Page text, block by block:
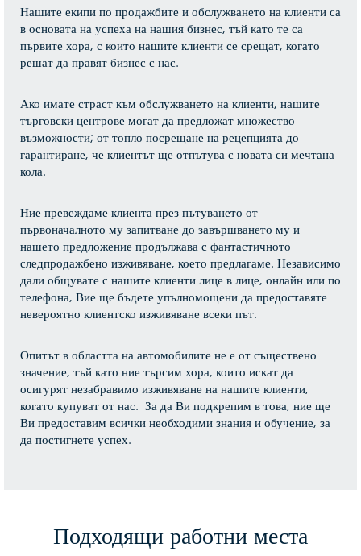
Нашите екипи по продажбите и обслужването на клиенти са
в основата на успеха на нашия бизнес, тъй като те са
първите хора, с които нашите клиенти се срещат, когато
решат да правят бизнес с нас.
Ако имате страст към обслужването на клиенти, нашите
търговски центрове могат да предложат множество
възможности; от топло посрещане на рецепцията до
гарантиране, че клиентът ще отпътува с новата си мечтана
кола.
Ние превеждаме клиента през пътуването от
първоначалното му запитване до завършването му и
нашето предложение продължава с фантастичното
следпродажбено изживяване, което предлагаме. Независимо
дали общувате с нашите клиенти лице в лице, онлайн или по
телефона, Вие ще бъдете упълномощени да предоставяте
невероятно клиентско изживяване всеки път.
Опитът в областта на автомобилите не е от съществено
значение, тъй като ние търсим хора, които искат да
осигурят незабравимо изживяване на нашите клиенти,
когато купуват от нас. За да Ви подкрепим в това, ние ще
Ви предоставим всички необходими знания и обучение, за
да постигнете успех.
Подходящи работни места